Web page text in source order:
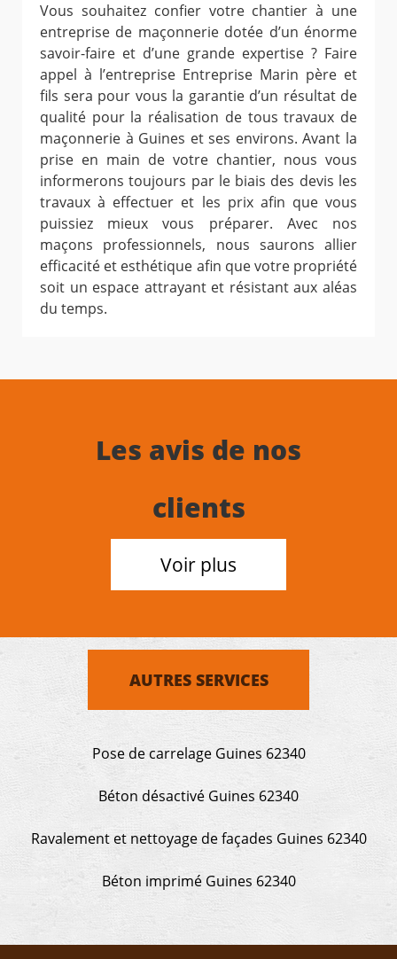
Vous souhaitez confier votre chantier à une
entreprise de maçonnerie dotée d’un énorme
savoir-faire et d’une grande expertise ? Faire
appel à l’entreprise Entreprise Marin père et
fils sera pour vous la garantie d’un résultat de
qualité pour la réalisation de tous travaux de
maçonnerie à Guines et ses environs. Avant la
prise en main de votre chantier, nous vous
informerons toujours par le biais des devis les
travaux à effectuer et les prix afin que vous
puissiez mieux vous préparer. Avec nos
maçons professionnels, nous saurons allier
efficacité et esthétique afin que votre propriété
soit un espace attrayant et résistant aux aléas
du temps.
Les avis de nos
clients
Voir plus
AUTRES SERVICES
Pose de carrelage Guines 62340
Béton désactivé Guines 62340
Ravalement et nettoyage de façades Guines 62340
Béton imprimé Guines 62340